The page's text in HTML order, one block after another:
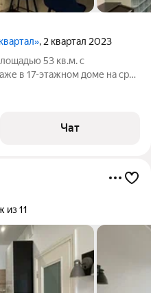
, 2 квартал 2023
53 кв.м. с
в 17-этажном доме на срок
Чат
из 11